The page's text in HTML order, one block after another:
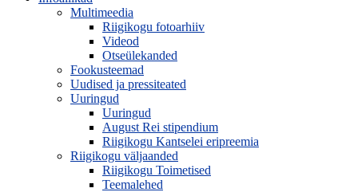
Multimeedia
Riigikogu fotoarhiiv
Videod
Otseülekanded
Fookusteemad
Uudised ja pressiteated
Uuringud
Uuringud
August Rei stipendium
Riigikogu Kantselei eripreemia
Riigikogu väljaanded
Riigikogu Toimetised
Teemalehed